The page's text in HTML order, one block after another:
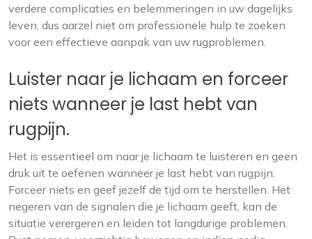
verdere complicaties en belemmeringen in uw dagelijks
leven, dus aarzel niet om professionele hulp te zoeken
voor een effectieve aanpak van uw rugproblemen.
Luister naar je lichaam en forceer
niets wanneer je last hebt van
rugpijn.
Het is essentieel om naar je lichaam te luisteren en geen
druk uit te oefenen wanneer je last hebt van rugpijn.
Forceer niets en geef jezelf de tijd om te herstellen. Het
negeren van de signalen die je lichaam geeft, kan de
situatie verergeren en leiden tot langdurige problemen.